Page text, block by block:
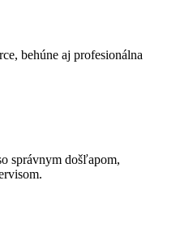
behúne aj profesionálna
správnym došľapom,